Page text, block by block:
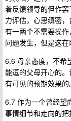
着反馈领导的但作
力评估，心思缜密
有一两个不需要操
问题发生，但是这在
6.6 母亲态度，不希
能逗的父母开心的
有可见的预期效果的
6.7 作为一个曾经望
事情细节和走向的